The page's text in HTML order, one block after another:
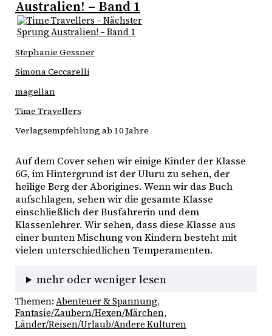
Australien! – Band 1
Stephanie Gessner
Simona Ceccarelli
magellan
Time Travellers
Verlagsempfehlung ab 10 Jahre
Auf dem Cover sehen wir einige Kinder der Klasse
6G, im Hintergrund ist der Uluru zu sehen, der
heilige Berg der Aborigines. Wenn wir das Buch
aufschlagen, sehen wir die gesamte Klasse
einschließlich der Busfahrerin und dem
Klassenlehrer. Wir sehen, dass diese Klasse aus
einer bunten Mischung von Kindern besteht mit
vielen unterschiedlichen Temperamenten.
mehr oder weniger lesen
Themen: Abenteuer & Spannung
Fantasie/Zaubern/Hexen/Märchen
Länder/Reisen/Urlaub/Andere Kulturen